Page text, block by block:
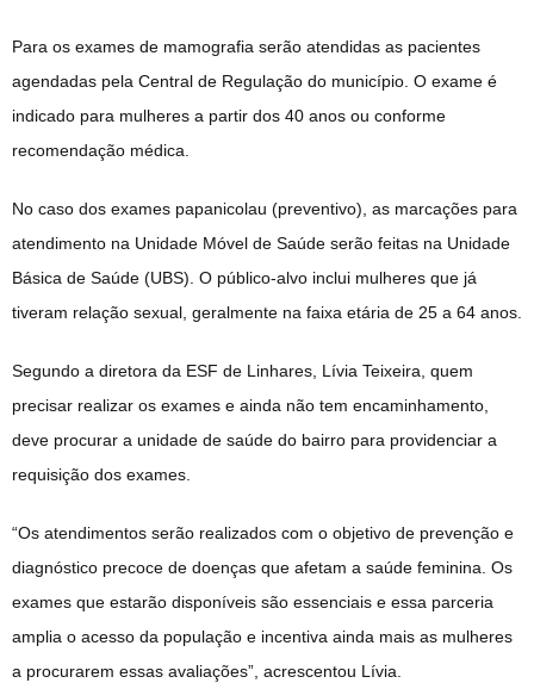
Para os exames de mamografia serão atendidas as pacientes
agendadas pela Central de Regulação do município. O exame é
indicado para mulheres a partir dos 40 anos ou conforme
recomendação médica.
No caso dos exames papanicolau (preventivo), as marcações para
atendimento na Unidade Móvel de Saúde serão feitas na Unidade
Básica de Saúde (UBS). O público-alvo inclui mulheres que já
tiveram relação sexual, geralmente na faixa etária de 25 a 64 anos.
Segundo a diretora da ESF de Linhares, Lívia Teixeira, quem
precisar realizar os exames e ainda não tem encaminhamento,
deve procurar a unidade de saúde do bairro para providenciar a
requisição dos exames.
“Os atendimentos serão realizados com o objetivo de prevenção e
diagnóstico precoce de doenças que afetam a saúde feminina. Os
exames que estarão disponíveis são essenciais e essa parceria
amplia o acesso da população e incentiva ainda mais as mulheres
a procurarem essas avaliações”, acrescentou Lívia.